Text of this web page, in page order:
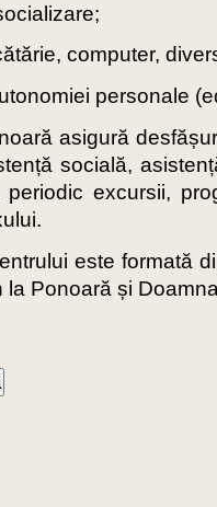
computer,
personale
asigură
socială,
excursii,
este formată
Ponoară și